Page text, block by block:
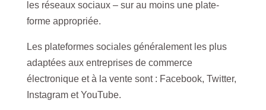
les réseaux sociaux – sur au moins une plate-
forme appropriée.
Les plateformes sociales généralement les plus
adaptées aux entreprises de commerce
électronique et à la vente sont : Facebook, Twitter,
Instagram et YouTube.